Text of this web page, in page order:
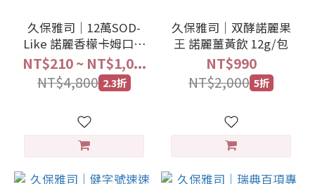
久保雅司｜12萬SOD-
Like 諾麗香檬卡姆口含
錠
NT$210 ~ NT$1,0...
NT$4,800 2.3折
久保雅司｜双酵諾麗果
王 諾麗薑黃飲 12g/包
NT$990
NT$2,000 5折